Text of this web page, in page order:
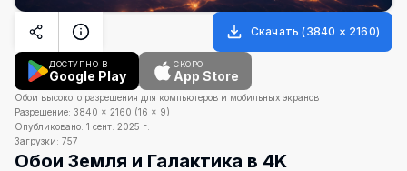
Скачать (3840 × 2160)
ДОСТУПНО В
Google Play
СКОРО
App Store
Обои высокого разрешения для компьютеров и мобильных экранов
Разрешение: 3840 × 2160 (16 × 9)
Опубликовано: 1 сент. 2025 г.
Загрузки: 757
Обои Земля и Галактика в 4K